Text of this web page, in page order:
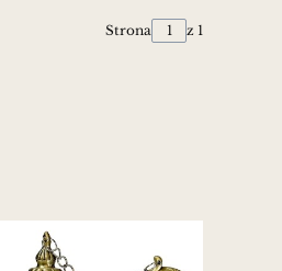
Strona z 1